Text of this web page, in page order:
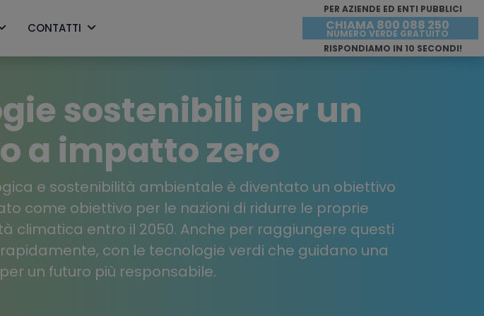
CONTATTI
PER AZIENDE ED ENTI PUBBLICI
CHIAMA 800 088 250
NUMERO VERDE GRATUITO
RISPONDIAMO IN 10 SECONDI!
sostenibili per un
a impatto zero
e sostenibilità ambientale è diventato un obiettivo
come obiettivo per le nazioni di ridurre le proprie
climatica entro il 2050. Anche per raggiungere questi
con le tecnologie verdi che guidano una
un futuro più responsabile.